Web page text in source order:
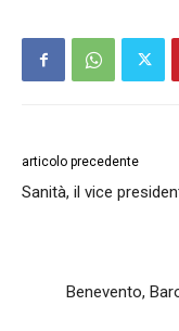
articolo precedente
Sanità, il vice
Benevento,